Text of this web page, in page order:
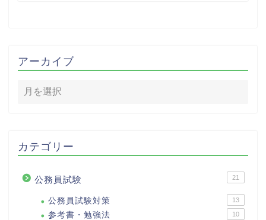
アーカイブ
カテゴリー
公務員試験 21
公務員試験対策 13
参考書・勉強法 10